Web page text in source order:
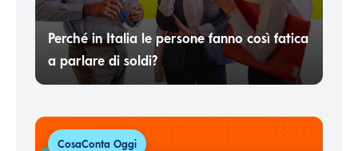
Perché in Italia le persone fanno così fatica
a parlare di soldi?
CosaConta Oggi